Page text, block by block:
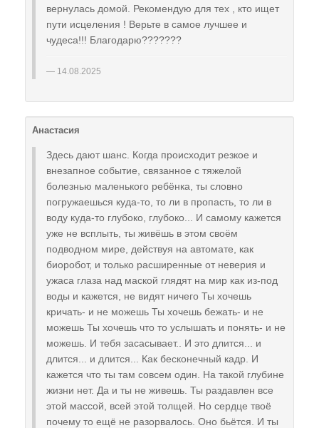
вернулась домой. Рекомендую для тех , кто ищет
пути исцеления ! Верьте в самое лучшее и
чудеса!!! Благодарю???????
14.08.2025
Анастасия
Здесь дают шанс. Когда происходит резкое и
внезапное событие, связанное с тяжелой
болезнью маленького ребёнка, ты словно
погружаешься куда-то, то ли в пропасть, то ли в
воду куда-то глубоко, глубоко... И самому кажется
уже не всплыть, ты живёшь в этом своём
подводном мире, действуя на автомате, как
биоробот, и только расширенные от неверия и
ужаса глаза над маской глядят на мир как из-под
воды и кажется, не видят ничего Ты хочешь
кричать- и не можешь Ты хочешь бежать- и не
можешь Ты хочешь что то услышать и понять- и не
можешь. И тебя засасывает.. И это длится... и
длится... и длится... Как бесконечный кадр. И
кажется что ты там совсем один. На такой глубине
жизни нет. Да и ты не живешь. Ты раздавлен все
этой массой, всей этой толщей. Но сердце твоё
почему то ещё не разорвалось. Оно бьётся. И ты